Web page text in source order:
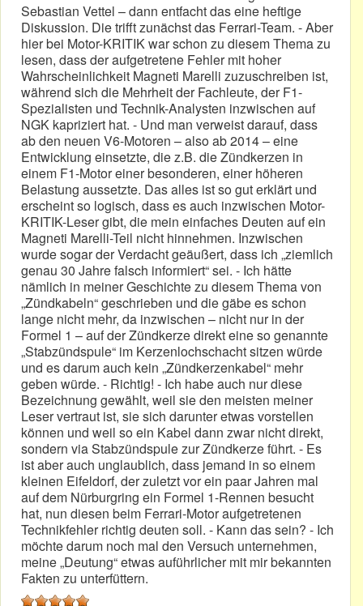
Sebastian Vettel – dann entfacht das eine heftige
Diskussion. Die trifft zunächst das Ferrari-Team. - Aber
hier bei Motor-KRITIK war schon zu diesem Thema zu
lesen, dass der aufgetretene Fehler mit hoher
Wahrscheinlichkeit Magneti Marelli zuzuschreiben ist,
während sich die Mehrheit der Fachleute, der F1-
Spezialisten und Technik-Analysten inzwischen auf
NGK kapriziert hat. - Und man verweist darauf, dass
ab den neuen V6-Motoren – also ab 2014 – eine
Entwicklung einsetzte, die z.B. die Zündkerzen in
einem F1-Motor einer besonderen, einer höheren
Belastung aussetzte. Das alles ist so gut erklärt und
erscheint so logisch, dass es auch inzwischen Motor-
KRITIK-Leser gibt, die mein einfaches Deuten auf ein
Magneti Marelli-Teil nicht hinnehmen. Inzwischen
wurde sogar der Verdacht geäußert, dass ich „ziemlich
genau 30 Jahre falsch informiert“ sei. - Ich hätte
nämlich in meiner Geschichte zu diesem Thema von
„Zündkabeln“ geschrieben und die gäbe es schon
lange nicht mehr, da inzwischen – nicht nur in der
Formel 1 – auf der Zündkerze direkt eine so genannte
„Stabzündspule“ im Kerzenlochschacht sitzen würde
und es darum auch kein „Zündkerzenkabel“ mehr
geben würde. - Richtig! - Ich habe auch nur diese
Bezeichnung gewählt, weil sie den meisten meiner
Leser vertraut ist, sie sich darunter etwas vorstellen
können und weil so ein Kabel dann zwar nicht direkt,
sondern via Stabzündspule zur Zündkerze führt. - Es
ist aber auch unglaublich, dass jemand in so einem
kleinen Eifeldorf, der zuletzt vor ein paar Jahren mal
auf dem Nürburgring ein Formel 1-Rennen besucht
hat, nun diesen beim Ferrari-Motor aufgetretenen
Technikfehler richtig deuten soll. - Kann das sein? - Ich
möchte darum noch mal den Versuch unternehmen,
meine „Deutung“ etwas auführlicher mit mir bekannten
Fakten zu unterfüttern.